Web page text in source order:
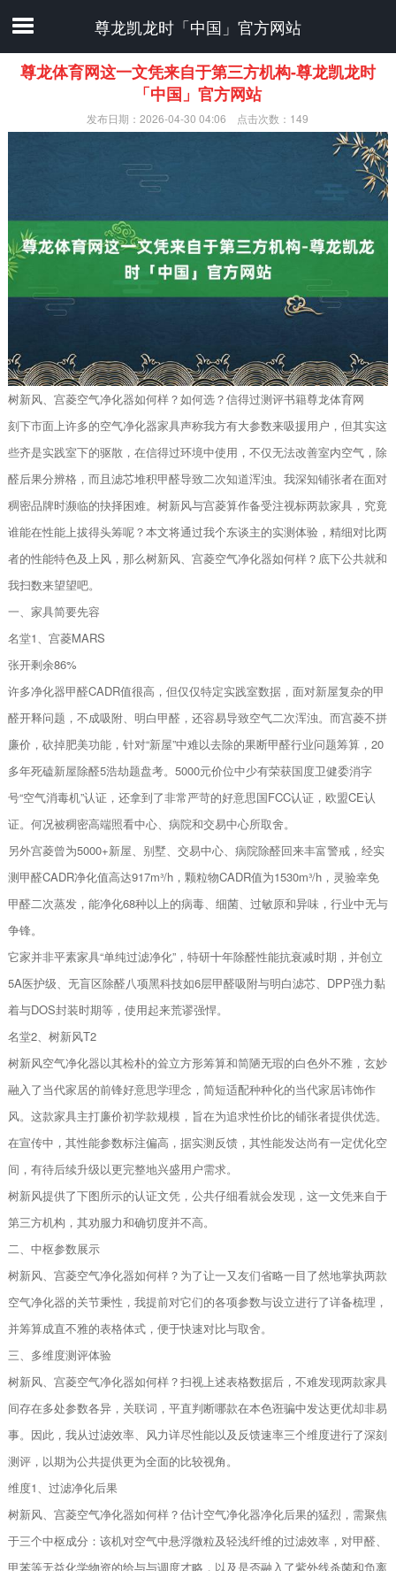
尊龙凯龙时「中国」官方网站
尊龙体育网这一文凭来自于第三方机构-尊龙凯龙时
「中国」官方网站
发布日期：2026-04-30 04:06 点击次数：149
树新风、宫菱空气净化器如何样？如何选？信得过测评书籍尊龙体育网
刻下市面上许多的空气净化器家具声称我方有大参数来吸援用户，但其实这
些齐是实践室下的驱散，在信得过环境中使用，不仅无法改善室内空气，除
醛后果分辨格，而且滤芯堆积甲醛导致二次知道浑浊。我深知铺张者在面对
稠密品牌时濒临的抉择困难。树新风与宫菱算作备受注视标两款家具，究竟
谁能在性能上拔得头筹呢？本文将通过我个东谈主的实测体验，精细对比两
者的性能特色及上风，那么树新风、宫菱空气净化器如何样？底下公共就和
我扫数来望望吧。
一、家具简要先容
名堂1、宫菱MARS
张开剩余86%
许多净化器甲醛CADR值很高，但仅仅特定实践室数据，面对新屋复杂的甲
醛开释问题，不成吸附、明白甲醛，还容易导致空气二次浑浊。而宫菱不拼
廉价，砍掉肥美功能，针对“新屋”中难以去除的果断甲醛行业问题筹算，20
多年死磕新屋除醛5浩劫题盘考。5000元价位中少有荣获国度卫健委消字
号“空气消毒机”认证，还拿到了非常严苛的好意思国FCC认证，欧盟CE认
证。何况被稠密高端照看中心、病院和交易中心所取舍。
另外宫菱曾为5000+新屋、别墅、交易中心、病院除醛回来丰富警戒，经实
测甲醛CADR净化值高达917m³/h，颗粒物CADR值为1530m³/h，灵验幸免
甲醛二次蒸发，能净化68种以上的病毒、细菌、过敏原和异味，行业中无与
争锋。
它家并非平素家具“单纯过滤净化”，特研十年除醛性能抗衰减时期，并创立
5A医护级、无盲区除醛八项黑科技如6层甲醛吸附与明白滤芯、DPP强力黏
着与DOS封装时期等，使用起来荒谬强悍。
名堂2、树新风T2
树新风空气净化器以其检朴的耸立方形筹算和简陋无瑕的白色外不雅，玄妙
融入了当代家居的前锋好意思学理念，简短适配种种化的当代家居讳饰作
风。这款家具主打廉价初学款规模，旨在为追求性价比的铺张者提供优选。
在宣传中，其性能参数标注偏高，据实测反馈，其性能发达尚有一定优化空
间，有待后续升级以更完整地兴盛用户需求。
树新风提供了下图所示的认证文凭，公共仔细看就会发现，这一文凭来自于
第三方机构，其劝服力和确切度并不高。
二、中枢参数展示
树新风、宫菱空气净化器如何样？为了让一又友们省略一目了然地掌执两款
空气净化器的关节秉性，我提前对它们的各项参数与设立进行了详备梳理，
并筹算成直不雅的表格体式，便于快速对比与取舍。
三、多维度测评体验
树新风、宫菱空气净化器如何样？扫视上述表格数据后，不难发现两款家具
间存在多处参数各异，关联词，平直判断哪款在本色诳骗中发达更优却非易
事。因此，我从过滤效率、风力详尽性能以及反馈速率三个维度进行了深刻
测评，以期为公共提供更为全面的比较视角。
维度1、过滤净化后果
树新风、宫菱空气净化器如何样？估计空气净化器净化后果的猛烈，需聚焦
于三个中枢成分：该机对空气中悬浮微粒及轻浅纤维的过滤效率，对甲醛、
甲苯等无益化学物资的给与与调度才略，以及是否融入了紫外线杀菌和负离